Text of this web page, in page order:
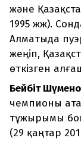
және
1995 жж).
Алматыда
жеңіп,
өткізген
Бейбіт
чемпионы
тұжырымы
(29 қаңтар